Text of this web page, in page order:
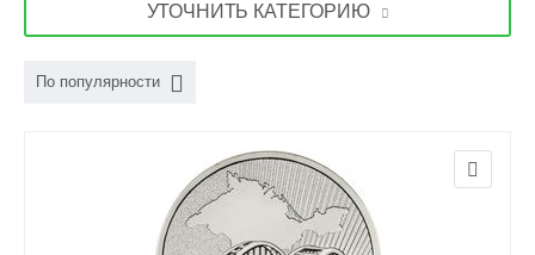
УТОЧНИТЬ КАТЕГОРИЮ
По популярности